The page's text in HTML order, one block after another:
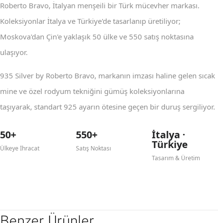
Roberto Bravo, İtalyan menşeili bir Türk mücevher markası.
Koleksiyonlar İtalya ve Türkiye'de tasarlanıp üretiliyor;
Moskova'dan Çin'e yaklaşık 50 ülke ve 550 satış noktasına
ulaşıyor.
935 Silver by Roberto Bravo, markanın imzası haline gelen sıcak
mine ve özel rodyum tekniğini gümüş koleksiyonlarına
taşıyarak, standart 925 ayarın ötesine geçen bir duruş sergiliyor.
50+
Ülkeye İhracat
550+
Satış Noktası
İtalya ·
Türkiye
Tasarım & Üretim